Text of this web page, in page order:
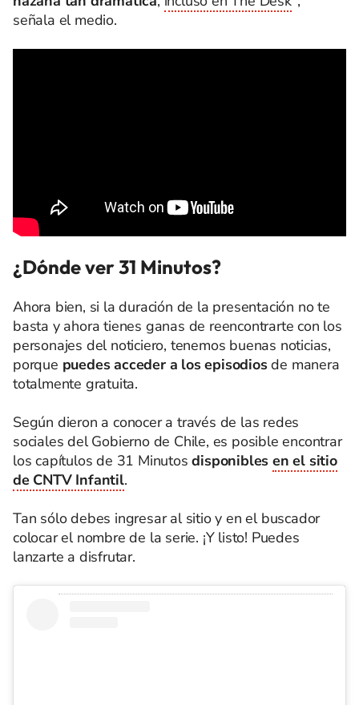
señala el medio.
¿Dónde ver 31 Minutos?
Ahora bien, si la duración de la presentación no te
basta y ahora tienes ganas de reencontrarte con los
personajes del noticiero, tenemos buenas noticias,
porque puedes acceder a los episodiosde manera
totalmente gratuita.
Según dieron a conocer a través de las redes
sociales del Gobierno de Chile, es posible encontrar
los capítulos de 31 Minutosdisponiblesen el sitio
de CNTV Infantil.
Tan sólo debes ingresar al sitio y en el buscador
colocar el nombre de la serie. ¡Y listo! Puedes
lanzarte a disfrutar.